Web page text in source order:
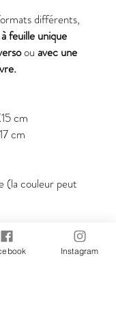
différents,
feuille unique
ou avec une
cm
cm
(la couleur peut
Instagram